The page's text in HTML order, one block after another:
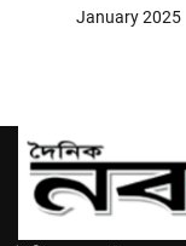
January 2025